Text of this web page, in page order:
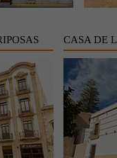
CASA DE